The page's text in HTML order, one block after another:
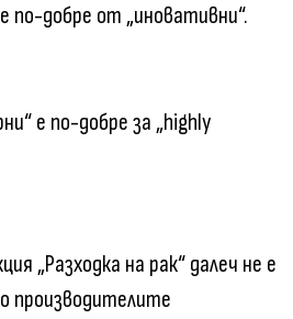
по-добре от „иновативни“.
е по-добре за „highly
„Разходка на рак“ далеч не е
производителите